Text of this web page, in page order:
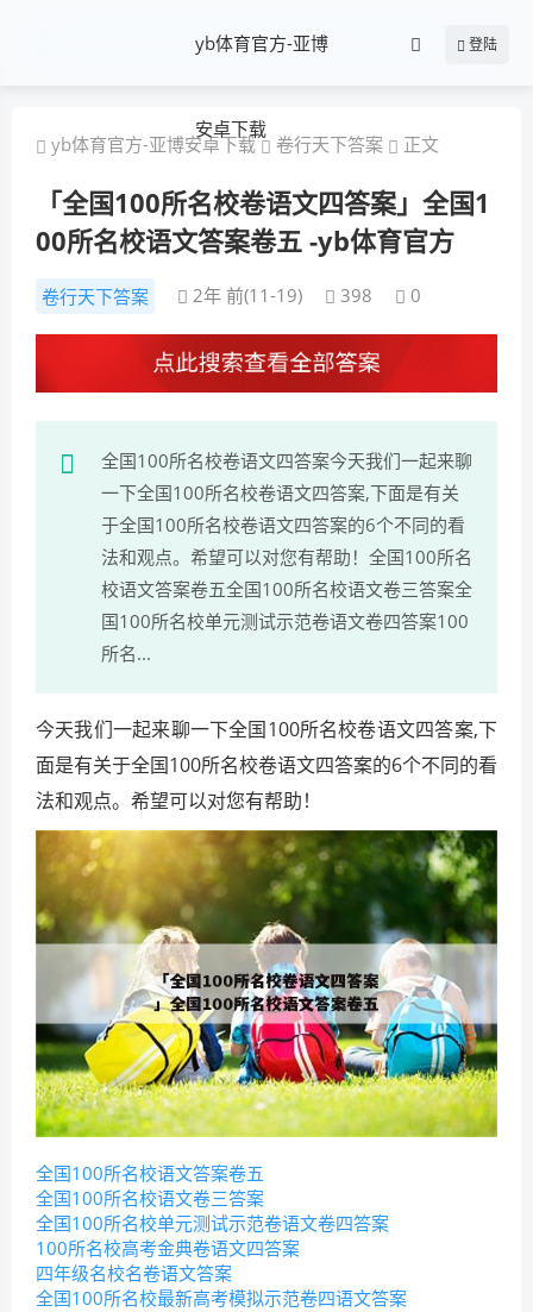
yb体育官方-亚博
安卓下载
登陆
yb体育官方-亚博安卓下载 卷行天下答案 正文
「全国100所名校卷语文四答案」全国1
00所名校语文答案卷五 -yb体育官方
卷行天下答案 2年 前(11-19) 398 0
全国100所名校卷语文四答案今天我们一起来聊
一下全国100所名校卷语文四答案,下面是有关
于全国100所名校卷语文四答案的6个不同的看
法和观点。希望可以对您有帮助！全国100所名
校语文答案卷五全国100所名校语文卷三答案全
国100所名校单元测试示范卷语文卷四答案100
所名...
今天我们一起来聊一下全国100所名校卷语文四答案,下
面是有关于全国100所名校卷语文四答案的6个不同的看
法和观点。希望可以对您有帮助！
全国100所名校语文答案卷五
全国100所名校语文卷三答案
全国100所名校单元测试示范卷语文卷四答案
100所名校高考金典卷语文四答案
四年级名校名卷语文答案
全国100所名校最新高考模拟示范卷四语文答案